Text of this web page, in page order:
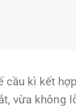
cầu kì kết
vừa